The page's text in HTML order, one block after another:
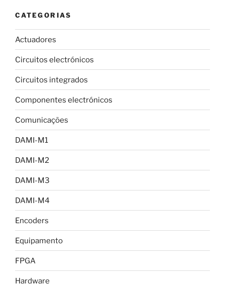
CATEGORIAS
Actuadores
Circuitos electrónicos
Circuitos integrados
Componentes electrónicos
Comunicações
DAMI-M1
DAMI-M2
DAMI-M3
DAMI-M4
Encoders
Equipamento
FPGA
Hardware